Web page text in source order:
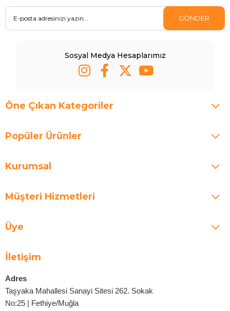
GÖNDER
Sosyal Medya Hesaplarımız
Öne Çıkan Kategoriler
Popüler Ürünler
Kurumsal
Müşteri Hizmetleri
Üye
İletişim
Adres
Taşyaka Mahallesi Sanayi Sitesi 262. Sokak
No:25 | Fethiye/Muğla